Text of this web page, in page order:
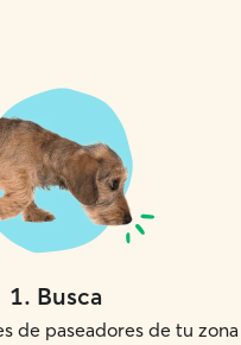
1. Busca
de paseadores de tu zona